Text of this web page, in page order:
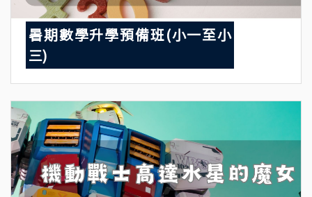
暑期數學升學預備班(小一至小
三)